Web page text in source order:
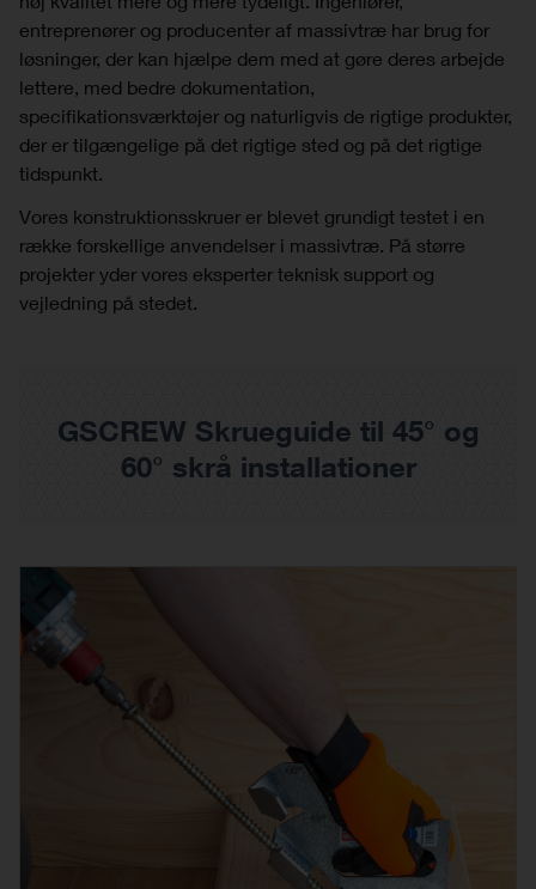
entreprenører og producenter af massivtræ har brug for
løsninger, der kan hjælpe dem med at gøre deres arbejde
lettere, med bedre dokumentation,
specifikationsværktøjer og naturligvis de rigtige produkter,
der er tilgængelige på det rigtige sted og på det rigtige
tidspunkt.
Vores konstruktionsskruer er blevet grundigt testet i en
række forskellige anvendelser i massivtræ. På større
projekter yder vores eksperter teknisk support og
vejledning på stedet.
GSCREW Skrueguide til 45° og
60° skrå installationer